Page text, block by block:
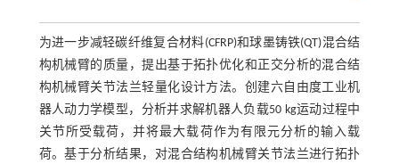
为进一步减轻碳纤维复合材料(CFRP)和球墨铸铁(QT)混合结
构机械臂的质量，提出基于拓扑优化和正交分析的混合结
构机械臂关节法兰轻量化设计方法。创建六自由度工业机
器人动力学模型，分析并求解机器人负载50 kg运动过程中
关节所受载荷，并将最大载荷作为有限元分析的输入载
荷。基于分析结果，对混合结构机械臂关节法兰进行拓扑